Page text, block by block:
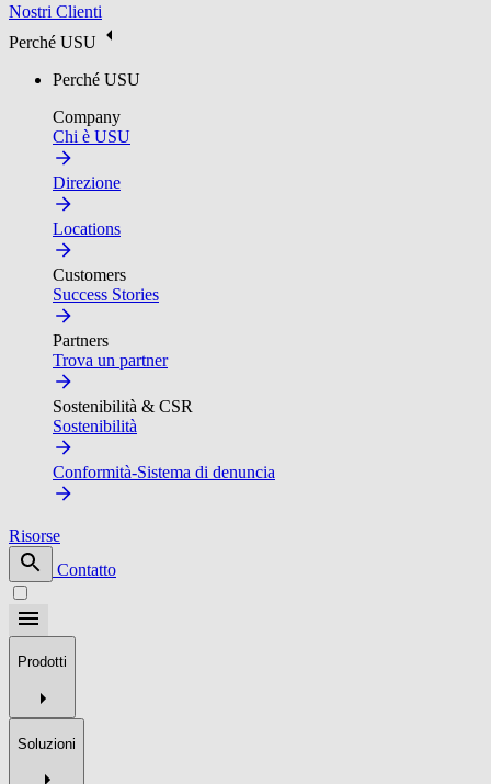
Nostri Clienti
Perché USU
Perché USU
Company
Chi è USU
Direzione
Locations
Customers
Success Stories
Partners
Trova un partner
Sostenibilità & CSR
Sostenibilità
Conformità-Sistema di denuncia
Risorse
Contatto
Prodotti
Soluzioni